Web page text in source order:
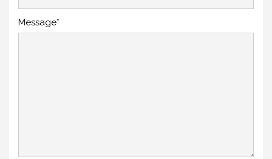
Message*